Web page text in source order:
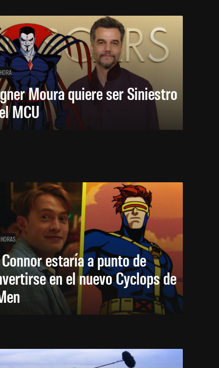
Moura quiere ser Siniestro
MCU
estaría a punto de
en el nuevo Cyclops de